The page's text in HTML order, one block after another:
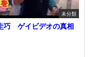
未分類
巧 ゲイビデオの真相